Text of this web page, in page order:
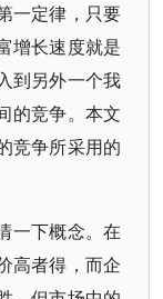
一定律，只要
增长速度就是
到另外一个我
的竞争。本文
竞争所采用的
一下概念。在
高者得，而企